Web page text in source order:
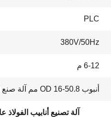
PLC
380V/50Hz
6-12 م
أنبوب OD 16-50.8 مم آلة صنع أنابيب الصلب
آلة تصنيع أنابيب الفولاذ